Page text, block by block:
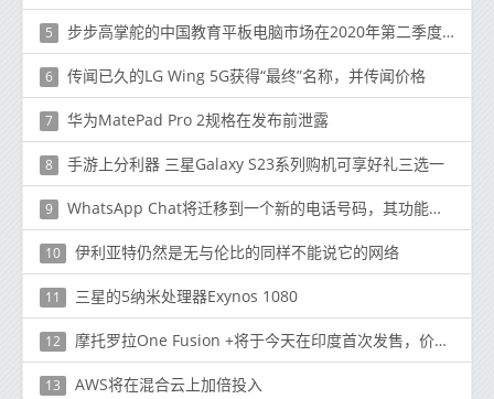
5 步步高掌舵的中国教育平板电脑市场在2020年第二季度同比增长29.9％
6 传闻已久的LG Wing 5G获得“最终”名称，并传闻价格
7 华为MatePad Pro 2规格在发布前泄露
8 手游上分利器 三星Galaxy S23系列购机可享好礼三选一
9 WhatsApp Chat将迁移到一个新的电话号码，其功能将在iOS和Android上可用。
10 伊利亚特仍然是无与伦比的同样不能说它的网络
11 三星的5纳米处理器Exynos 1080
12 摩托罗拉One Fusion +将于今天在印度首次发售，价格为16999卢比（224美元）
13 AWS将在混合云上加倍投入